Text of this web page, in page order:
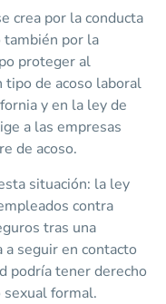
crea por la conducta
también por la
proteger al
de acoso laboral
y en la ley de
a las empresas
de acoso.
situación: la ley
contra
tras una
seguir en contacto
podría tener derecho
sexual formal.